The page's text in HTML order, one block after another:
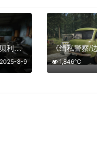
《潜行者2：切尔诺贝利之心》中文版
2025-8-9 1,846℃